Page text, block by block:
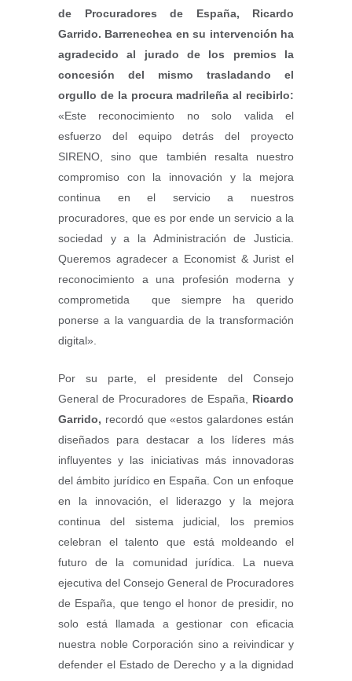
de Procuradores de España, Ricardo
Garrido. Barrenechea en su intervención ha
agradecido al jurado de los premios la
concesión del mismo trasladando el
orgullo de la procura madrileña al recibirlo:
«Este reconocimiento no solo valida el
esfuerzo del equipo detrás del proyecto
SIRENO, sino que también resalta nuestro
compromiso con la innovación y la mejora
continua en el servicio a nuestros
procuradores, que es por ende un servicio a la
sociedad y a la Administración de Justicia.
Queremos agradecer a Economist & Jurist el
reconocimiento a una profesión moderna y
comprometida que siempre ha querido
ponerse a la vanguardia de la transformación
digital».
Por su parte, el presidente del Consejo
General de Procuradores de España, Ricardo
Garrido, recordó que «estos galardones están
diseñados para destacar a los líderes más
influyentes y las iniciativas más innovadoras
del ámbito jurídico en España. Con un enfoque
en la innovación, el liderazgo y la mejora
continua del sistema judicial, los premios
celebran el talento que está moldeando el
futuro de la comunidad jurídica. La nueva
ejecutiva del Consejo General de Procuradores
de España, que tengo el honor de presidir, no
solo está llamada a gestionar con eficacia
nuestra noble Corporación sino a reivindicar y
defender el Estado de Derecho y a la dignidad